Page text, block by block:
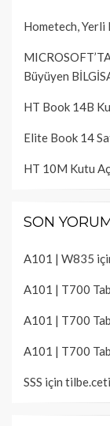
Hometech, Yerli
Büyüyen
HT Book 14B
Elite Book 14
HT 10M Kutu
SON
A101 | W835
A101 | T700
A101 | T700
A101 | T700
SSS için